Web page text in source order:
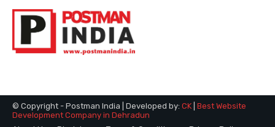
© Copyright - Postman India | Developed by: CK Best Website
Development Company in Dehradun